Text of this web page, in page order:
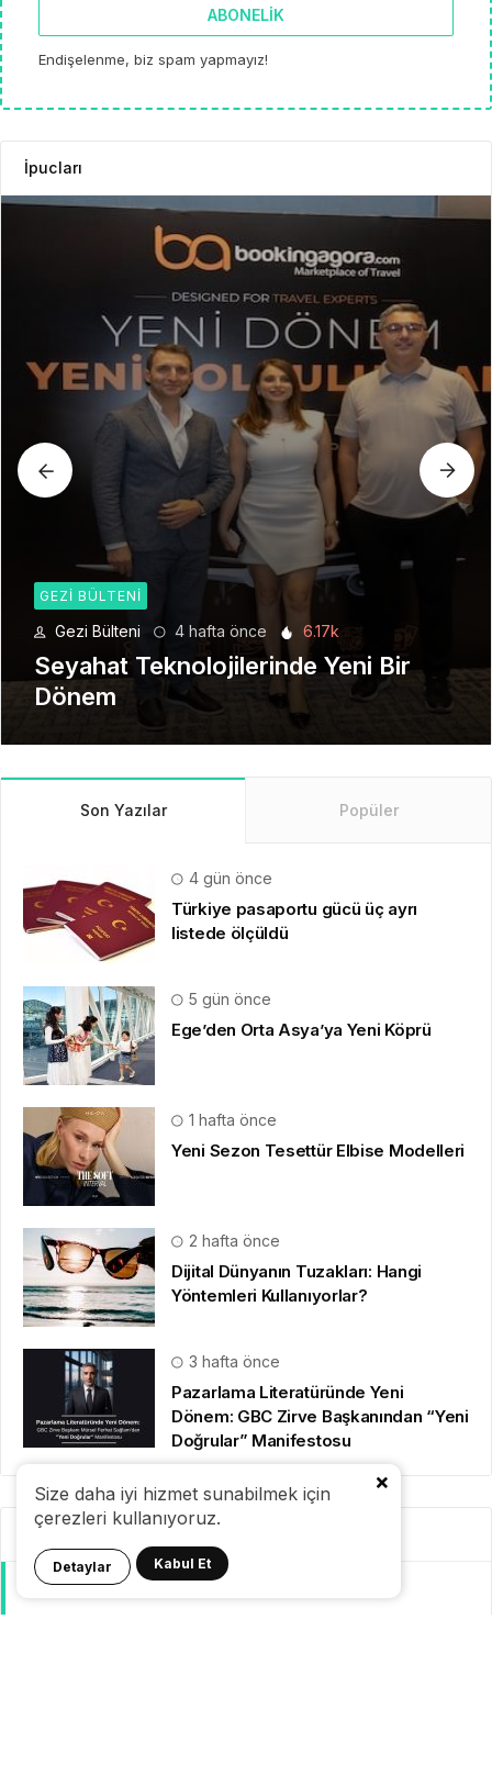
Size daha iyi hizmet sunabilmek için
çerezleri kullanıyoruz.
Detaylar Kabul Et
ABONELIK
Endişelenme, biz spam yapmayız!
İpucları
GEZI BÜLTENI
Gezi Bülteni 1 ay önce 8.92k
Manevi Yolculukta Yeni Dönem
Son Yazılar Popüler
4 gün önce
Türkiye pasaportu gücü üç ayrı
listede ölçüldü
5 gün önce
Ege’den Orta Asya’ya Yeni Köprü
1 hafta önce
Yeni Sezon Tesettür Elbise Modelleri
2 hafta önce
Dijital Dünyanın Tuzakları: Hangi
Yöntemleri Kullanıyorlar?
3 hafta önce
Pazarlama Literatüründe Yeni
Dönem: GBC Zirve Başkanından “Yeni
Doğrular” Manifestosu
Kategoriler
GeziBlog